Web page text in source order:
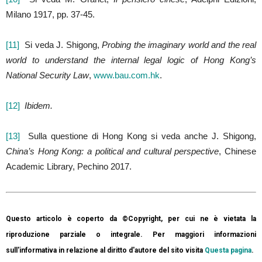
Milano 1917, pp. 37-45.
[11] Si veda J. Shigong, Probing the imaginary world and the real
world to understand the internal legal logic of Hong Kong’s
National Security Law, www.bau.com.hk.
[12] Ibidem.
[13] Sulla questione di Hong Kong si veda anche J. Shigong,
China’s Hong Kong: a political and cultural perspective, Chinese
Academic Library, Pechino 2017.
Questo articolo è coperto da ©Copyright, per cui ne è vietata la
riproduzione parziale o integrale. Per maggiori informazioni
sull'informativa in relazione al diritto d'autore del sito visita Questa pagina.